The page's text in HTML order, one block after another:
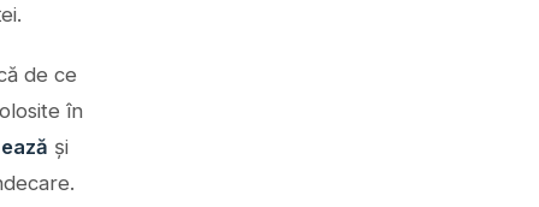
de ce
în
și